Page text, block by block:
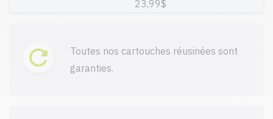
23,99$
Toutes nos cartouches réusinées sont
garanties.